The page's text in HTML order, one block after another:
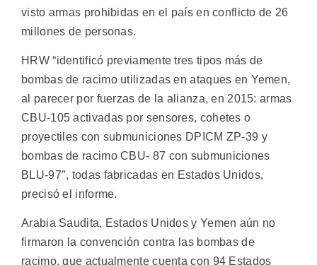
visto armas prohibidas en el país en conflicto de 26
millones de personas.
HRW “identificó previamente tres tipos más de
bombas de racimo utilizadas en ataques en Yemen,
al parecer por fuerzas de la alianza, en 2015: armas
CBU-105 activadas por sensores, cohetes o
proyectiles con submuniciones DPICM ZP-39 y
bombas de racimo CBU- 87 con submuniciones
BLU-97″, todas fabricadas en Estados Unidos,
precisó el informe.
Arabia Saudita, Estados Unidos y Yemen aún no
firmaron la convención contra las bombas de
racimo, que actualmente cuenta con 94 Estados